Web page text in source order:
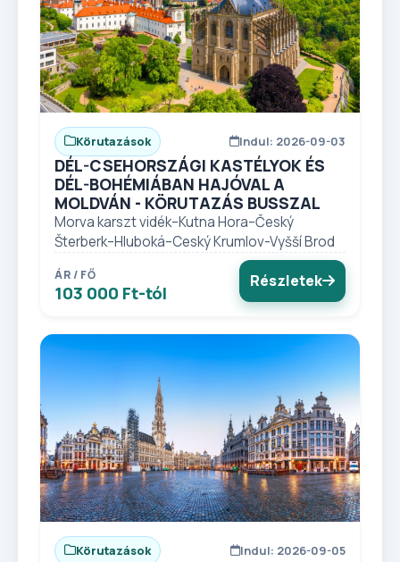
Körutazások Indul: 2026-09-03
DÉL-CSEHORSZÁGI KASTÉLYOK ÉS
DÉL-BOHÉMIÁBAN HAJÓVAL A
MOLDVÁN - KÖRUTAZÁS BUSSZAL
Morva karszt vidék–Kutna Hora–Český
Šterberk–Hluboká–Ceský Krumlov-Vyšší Brod
ÁR / FŐ
103 000 Ft-tól
Részletek
Körutazások Indul: 2026-09-05